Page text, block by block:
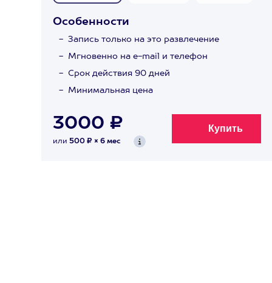
Особенности
Запись только на это развлечение
Мгновенно на e-mail и телефон
Срок действия 90 дней
Минимальная цена
3000 ₽
или 500 ₽ × 6 мес